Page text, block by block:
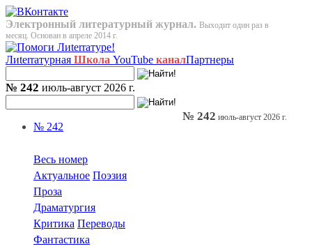
Электронный литературный журнал. Выходит один раз в
месяц. Основан в апреле 2014 г.
Лиterraтурная Школа YouTube каналПартнеры
№ 242 июль-август 2026 г.
№ 242
Весь номер
Актуальное Поэзия
Проза
Драматургия
Критика Переводы
Фантастика
№ 242 июль-август 2026 г.